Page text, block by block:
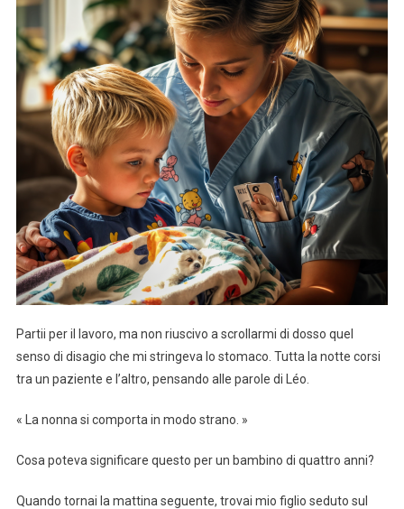
Partii per il lavoro, ma non riuscivo a scrollarmi di dosso quel
senso di disagio che mi stringeva lo stomaco. Tutta la notte corsi
tra un paziente e l’altro, pensando alle parole di Léo.
« La nonna si comporta in modo strano. »
Cosa poteva significare questo per un bambino di quattro anni?
Quando tornai la mattina seguente, trovai mio figlio seduto sul